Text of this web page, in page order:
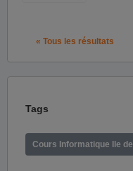
« Tous les résultats
Tags
Cours Informatique Ile